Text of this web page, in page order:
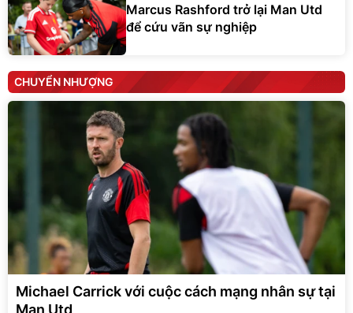
Marcus Rashford trở lại Man Utd
để cứu vãn sự nghiệp
CHUYỂN NHƯỢNG
Michael Carrick với cuộc cách mạng nhân sự tại
Man Utd